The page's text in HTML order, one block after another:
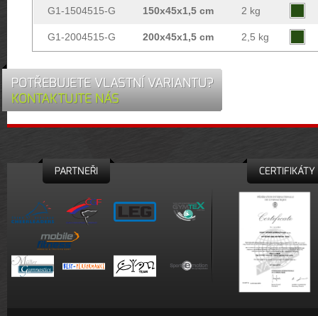
G1-1504515-G 150x45x1,5 cm 2 kg
G1-2004515-G 200x45x1,5 cm 2,5 kg
POTŘEBUJETE VLASTNÍ VARIANTU?
KONTAKTUJTE NÁS
PARTNEŘI CERTIFIKÁTY